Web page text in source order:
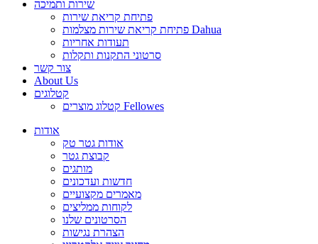
שירות ותמיכה
פתיחת קריאת שירות
פתיחת קריאת שירות מצלמות Dahua
תעודות אחריות
סרטוני התקנות ותקלות
צור קשר
About Us
קטלוגים
קטלוג מוצרים Fellowes
אודות
אודות גטר טק
קבוצת גטר
מותגים
חדשות ועדכונים
מאמרים מקצועיים
לקוחות ממליצים
הסרטונים שלנו
הצהרת נגישות